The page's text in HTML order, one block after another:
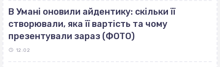
В Умані оновили айдентику: скільки її
створювали, яка її вартість та чому
презентували зараз (ФОТО)
12:02